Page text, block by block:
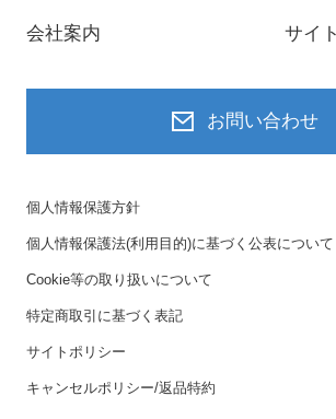
会社案内 サイ
お問い合わせ
個人情報保護方針
個人情報保護法(利用目的)に基づく公表について
Cookie等の取り扱いについて
特定商取引に基づく表記
サイトポリシー
キャンセルポリシー/返品特約